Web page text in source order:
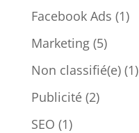
Facebook Ads (1)
Marketing(5)
Non classifié(e)(1)
Publicité(2)
SEO (1)